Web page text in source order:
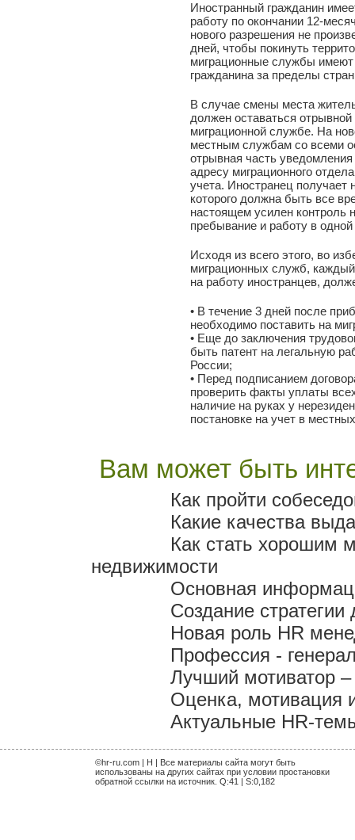
Иностранный гражданин
работу по окончании 12-
нового разрешения не
дней, чтобы покинуть
миграционные службы имеют
гражданина за пределы
В случае смены места
должен оставаться
миграционной службе. На
местным службам со всеми
отрывная часть
адресу миграционного
учета. Иностранец получает
которого должна быть все
настоящем усилен контроль
пребывание и работу в
Исходя из всего этого, во
миграционных служб,
на работу иностранцев,
• В течение 3 дней после
необходимо поставить на
• Еще до заключения
быть патент на легальную
России;
• Перед подписанием
проверить факты уплаты
наличие на руках у
постановке на учет в
Вам может быть
Как пройти
Какие качества
Как стать хорошим
недвижимости
Основная
Создание
Новая роль HR
Профессия -
Лучший мотиватор –
Оценка, мотивация
Актуальные HR-
©hr-ru.com | H | Все материалы сайта могут быть
использованы на других сайтах при условии простановки
обратной ссылки на источник. Q:41 | S:0,182